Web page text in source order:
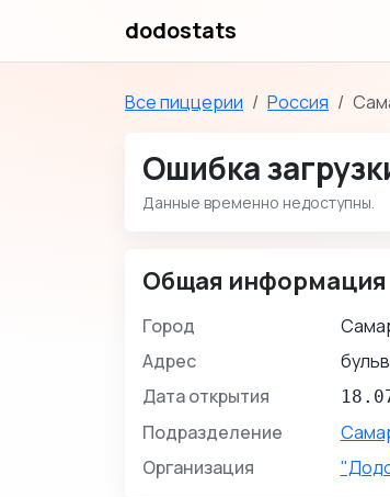
dodostats
Все пиццерии Россия
Ошибка
Данные временно недоступны.
Общая информация
Город
Адрес
Дата открытия
Подразделение
Организация